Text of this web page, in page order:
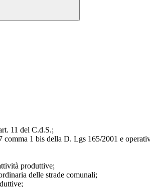
11 del C.d.S.;
comma 1 bis della D. Lgs 165/2001 e
produttive;
delle strade comunali;